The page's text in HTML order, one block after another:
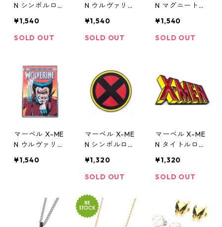
N シンボルロゴ
RVEL
¥1,540
SOLD OUT
N ウルヴァリン
リング MARVEL
¥1,540
SOLD OUT
N マグニートー
ルピン MARVEL
¥1,540
SOLD OUT
マーベル X-ME
N ウルヴァリン
ルピン MARVEL
¥1,540
マーベル X-ME
N シンボルロゴ
RVEL
¥1,320
SOLD OUT
マーベル X-ME
N タイトルロゴ
RVEL
¥1,320
SOLD OUT